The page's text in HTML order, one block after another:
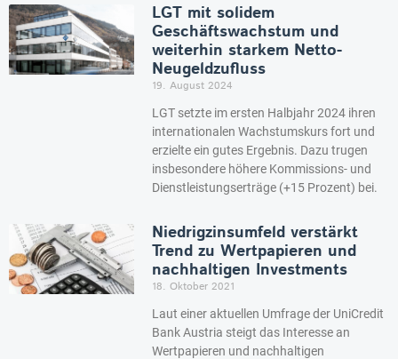
LGT mit solidem
Geschäftswachstum und
weiterhin starkem Netto-
Neugeldzufluss
19. August 2024
LGT setzte im ersten Halbjahr 2024 ihren
internationalen Wachstumskurs fort und
erzielte ein gutes Ergebnis. Dazu trugen
insbesondere höhere Kommissions- und
Dienstleistungserträge (+15 Prozent) bei.
Niedrigzinsumfeld verstärkt
Trend zu Wertpapieren und
nachhaltigen Investments
18. Oktober 2021
Laut einer aktuellen Umfrage der UniCredit
Bank Austria steigt das Interesse an
Wertpapieren und nachhaltigen